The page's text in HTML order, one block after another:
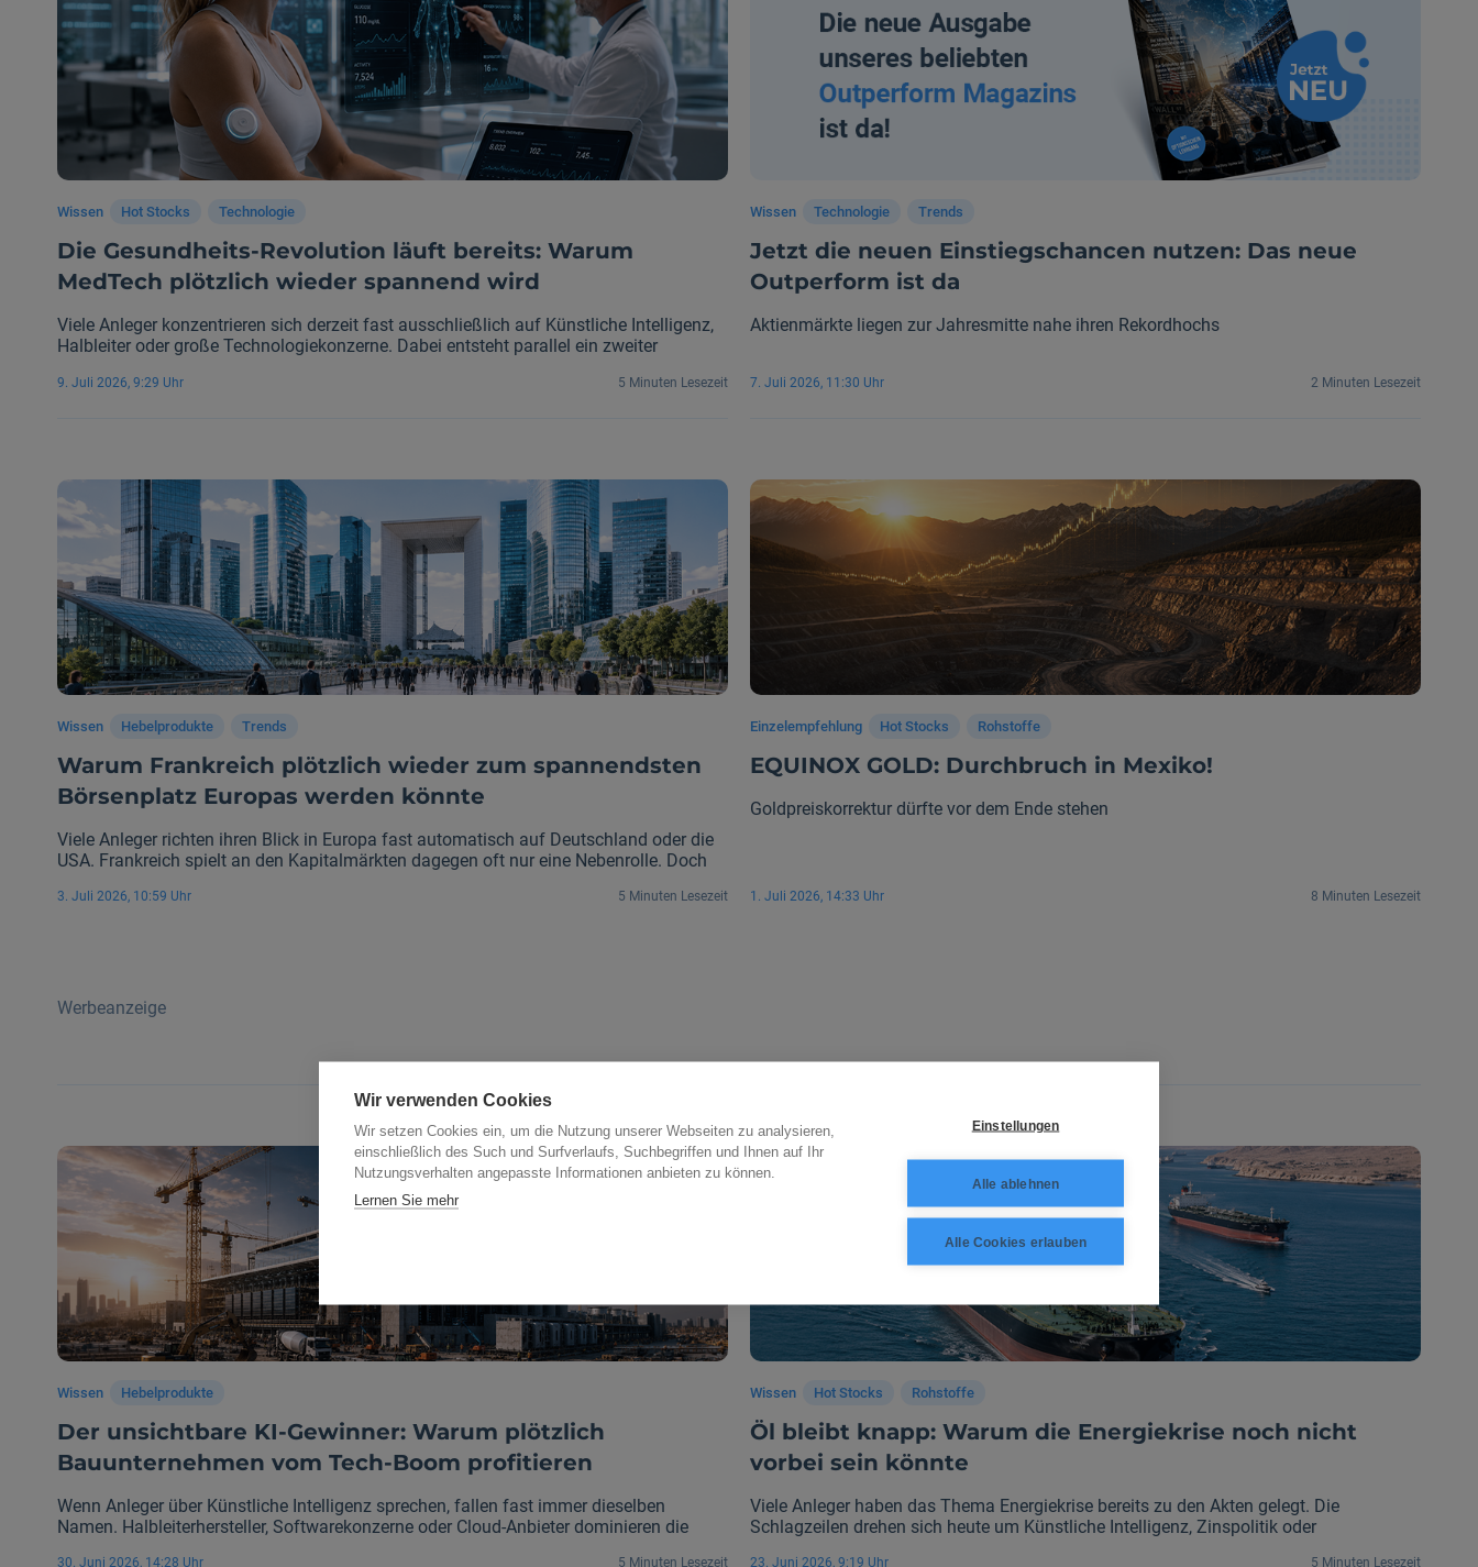
Wissen Hot Stocks Technologie
Die Gesundheits-Revolution läuft bereits: Warum
MedTech plötzlich wieder spannend wird
Viele Anleger konzentrieren sich derzeit fast ausschließlich auf Künstliche Intelligenz,
Halbleiter oder große Technologiekonzerne. Dabei entsteht parallel ein zweiter
könnte: digitale Medizintechnologie. Neue Sensorlösungen, intelligente Diagnostik und
9. Juli 2026, 9:29 Uhr 5 Minuten Lesezeit
Wissen Technologie Trends
Jetzt die neuen Einstiegs­chancen nutzen: Das neue
Outperform ist da
Aktienmärkte liegen zur Jahresmitte nahe ihren Rekordhochs
7. Juli 2026, 11:30 Uhr 2 Minuten Lesezeit
Wissen Hebelprodukte Trends
Warum Frankreich plötzlich wieder zum spannendsten
Börsenplatz Europas werden könnte
Viele Anleger richten ihren Blick in Europa fast automatisch auf Deutschland oder die
USA. Frankreich spielt an den Kapitalmärkten dagegen oft nur eine Nebenrolle. Doch
ein wiedererstarkender Bankensektor sorgen dafür, dass Paris plötzlich wieder zu
3. Juli 2026, 10:59 Uhr 5 Minuten Lesezeit
Einzelempfehlung Hot Stocks Rohstoffe
EQUINOX GOLD: Durchbruch in Mexiko!
Goldpreiskorrektur dürfte vor dem Ende stehen
1. Juli 2026, 14:33 Uhr 8 Minuten Lesezeit
Werbeanzeige
Wissen Hebelprodukte
Der unsichtbare KI-Gewinner: Warum plötzlich
Bauunternehmen vom Tech-Boom profitieren
Wenn Anleger über Künstliche Intelligenz sprechen, fallen fast immer dieselben
Namen. Halbleiterhersteller, Softwarekonzerne oder Cloud-Anbieter dominieren die
30. Juni 2026, 14:28 Uhr 5 Minuten Lesezeit
Wissen Hot Stocks Rohstoffe
Öl bleibt knapp: Warum die Energiekrise noch nicht
vorbei sein könnte
Viele Anleger haben das Thema Energiekrise bereits zu den Akten gelegt. Die
Schlagzeilen drehen sich heute um Künstliche Intelligenz, Zinspolitik oder
23. Juni 2026, 9:19 Uhr 5 Minuten Lesezeit
Wir verwenden Cookies
Wir setzen Cookies ein, um die Nutzung unserer Webseiten zu analysieren,
einschließlich des Such und Surfverlaufs, Suchbegriffen und Ihnen auf Ihr
Nutzungsverhalten angepasste Informationen anbieten zu können.
Lernen Sie mehr
Einstellungen
Alle ablehnen
Alle Cookies erlauben